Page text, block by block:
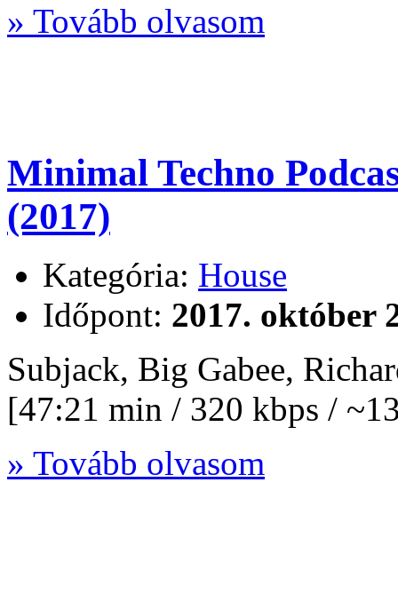
» Tovább olvasom
Minimal Techno
(2017)
Kategória: House
Időpont: 2017. október
Subjack, Big Gabee,
[47:21 min / 320 kbps /
» Tovább olvasom